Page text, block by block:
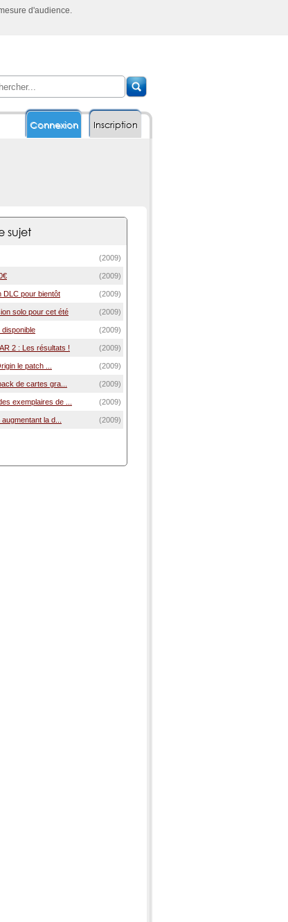
d'audience.
Inscription
Connexion
sujet
(2009)
(2009)
DLC pour bientôt (2009)
solo pour cet été (2009)
(2009)
2 : Les résultats ! (2009)
le patch ... (2009)
de cartes gra... (2009)
exemplaires de ... (2009)
la d... (2009)